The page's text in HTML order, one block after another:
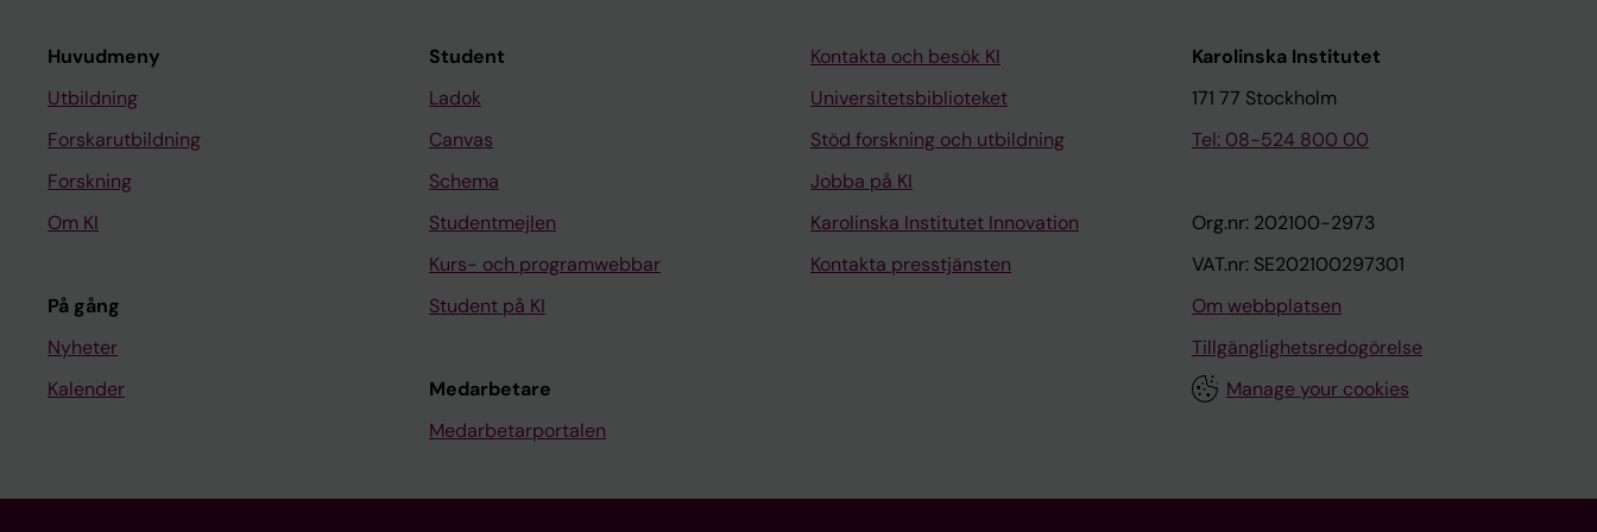
Huvudmeny
Utbildning
Forskarutbildning
Forskning
Om KI
På gång
Nyheter
Kalender
Student
Ladok
Canvas
Schema
Studentmejlen
Kurs- och programwebbar
Student på KI
Medarbetare
Medarbetarportalen
Kontakta och besök KI
Universitetsbiblioteket
Stöd forskning och utbildning
Jobba på KI
Karolinska Institutet Innovation
Kontakta presstjänsten
Karolinska Institutet
171 77 Stockholm
Tel: 08-524 800 00
Org.nr: 202100-2973
VAT.nr: SE202100297301
Om webbplatsen
Tillgänglighetsredogörelse
Manage your cookies